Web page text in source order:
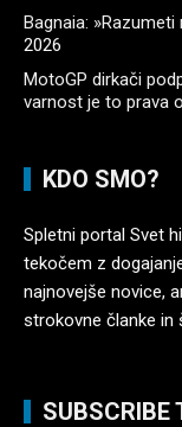
Bagnaia:
2026
MotoGP dirkači
varnost je to prava
KDO SMO?
Spletni portal Svet
tekočem z
najnovejše novice,
strokovne članke in
SUBSCRIBE